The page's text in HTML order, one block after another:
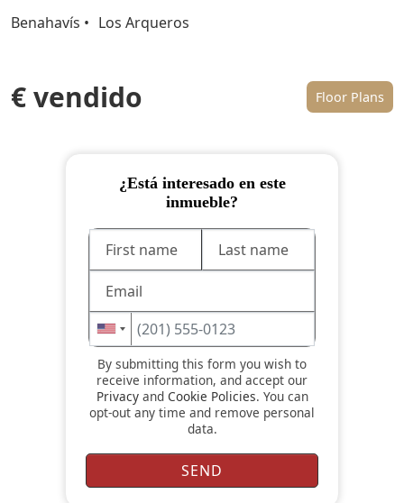
Benahavís Los Arqueros
€ vendido Floor Plans
¿Está interesado en este
inmueble?
By submitting this form you wish to
receive information, and accept our
Privacyand Cookie Policies. You can
opt-out any time and remove personal
data.